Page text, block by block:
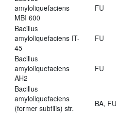
amyloliquefaciens
MBI 600
FU
Bacillus
amyloliquefaciens IT-
45
FU
Bacillus
amyloliquefaciens
AH2
FU
Bacillus
amyloliquefaciens
(former subtilis) str.
BA, FU